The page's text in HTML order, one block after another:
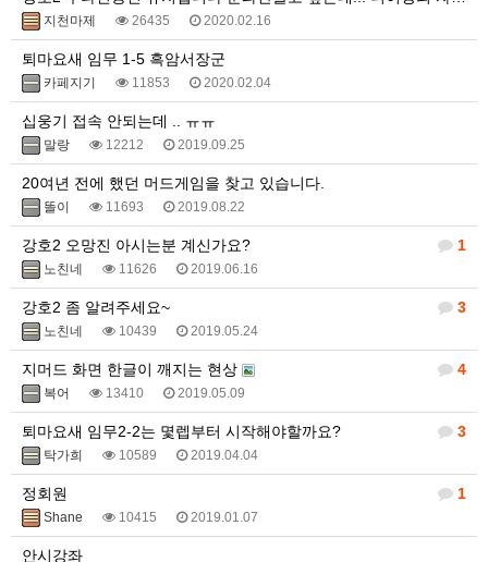
지천마제 26435 2020.02.16
퇴마요새 임무 1-5 흑암서장군
카페지기 11853 2020.02.04
십웅기 접속 안되는데 .. ㅠㅠ
말랑 12212 2019.09.25
20여년 전에 했던 머드게임을 찾고 있습니다.
똘이 11693 2019.08.22
1
강호2 오망진 아시는분 계신가요?
노친네 11626 2019.06.16
3
강호2 좀 알려주세요~
노친네 10439 2019.05.24
4
지머드 화면 한글이 깨지는 현상
복어 13410 2019.05.09
3
퇴마요새 임무2-2는 몇렙부터 시작해야할까요?
탁가희 10589 2019.04.04
1
정회원
Shane 10415 2019.01.07
안시강좌